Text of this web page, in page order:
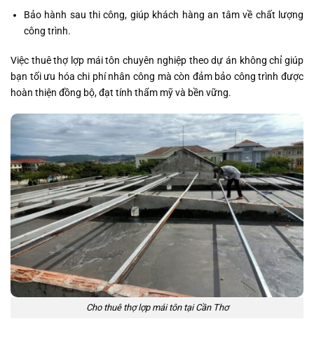
Bảo hành sau thi công, giúp khách hàng an tâm về chất lượng
công trình.
Việc thuê thợ lợp mái tôn chuyên nghiệp theo dự án không chỉ giúp
bạn tối ưu hóa chi phí nhân công mà còn đảm bảo công trình được
hoàn thiện đồng bộ, đạt tính thẩm mỹ và bền vững.
Cho thuê thợ lợp mái tôn tại Cần Thơ